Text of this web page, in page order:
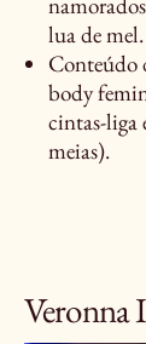
lua de mel.
Conteúdo
body
cintas-liga
meias).
Veronna